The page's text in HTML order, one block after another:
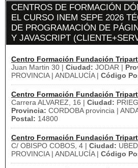
CENTROS DE FORMACIÓN
EL CURSO INEM SEPE 2026
DE PROGRAMACIÓN DE
Y JAVASCRIPT
Centro Formación Fundación
Juan Martin 30 | Ciudad: JODAR |
PROVINCIA | ANDALUCÍA | Código
Centro Formación Fundación
Carrera ALVAREZ, 16 | Ciudad:
Provincia: CORDOBA provincia |
Postal: 14800
Centro Formación Fundación
C/ OBISPO COBOS, 4 | Ciudad:
PROVINCIA | ANDALUCÍA | Código